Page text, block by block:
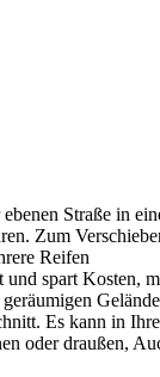
Straße in
Zum
Reifen
spart Kosten,
Gelände
Es kann in
oder draußen,